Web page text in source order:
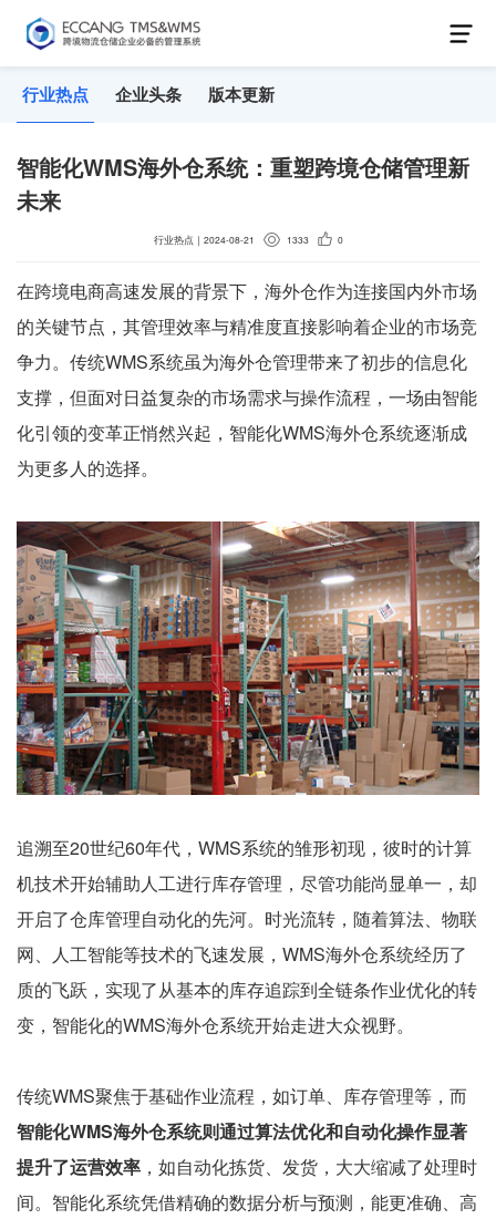
行业热点 企业头条 版本更新
智能化WMS海外仓系统：重塑跨境仓储管理新
未来
行业热点 ｜ 2024-08-21 1333 0
在跨境电商高速发展的背景下，海外仓作为连接国内外市场
的关键节点，其管理效率与精准度直接影响着企业的市场竞
争力。传统WMS系统虽为海外仓管理带来了初步的信息化
支撑，但面对日益复杂的市场需求与操作流程，一场由智能
化引领的变革正悄然兴起，智能化WMS海外仓系统逐渐成
为更多人的选择。
追溯至20世纪60年代，WMS系统的雏形初现，彼时的计算
机技术开始辅助人工进行库存管理，尽管功能尚显单一，却
开启了仓库管理自动化的先河。时光流转，随着算法、物联
网、人工智能等技术的飞速发展，WMS海外仓系统经历了
质的飞跃，实现了从基本的库存追踪到全链条作业优化的转
变，智能化的WMS海外仓系统开始走进大众视野。
传统WMS聚焦于基础作业流程，如订单、库存管理等，而
智能化WMS海外仓系统则通过算法优化和自动化操作显著
提升了运营效率 ，如自动化拣货、发货，大大缩减了处理时
间。智能化系统凭借精确的数据分析与预测，能更准确、高